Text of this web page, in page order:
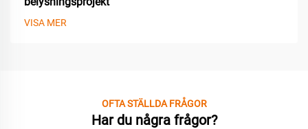
VISA MER
OFTA STÄLLDA FRÅGOR
Har du några frågor?